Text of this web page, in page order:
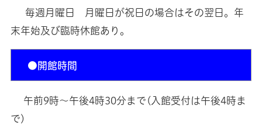
毎週月曜日 月曜日が祝日の場合はその翌日。年
末年始及び臨時休館あり。
●開館時間
午前9時～午後4時30分まで(入館受付は午後4時ま
で)